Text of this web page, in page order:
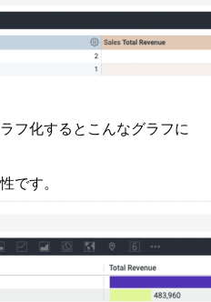
フ化するとこんなグラフに
です。